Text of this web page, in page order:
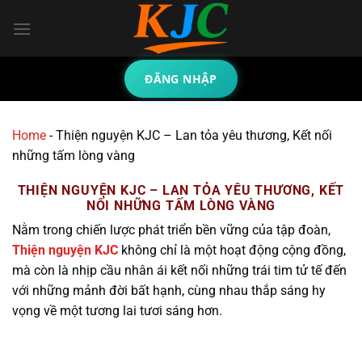
qua
ĐĂNG NHẬP
Home -Thiện nguyện KJC – Lan tỏa yêu thương, Kết nối
những tấm lòng vàng
THIỆN NGUYỆN KJC – LAN TỎA YÊU THƯƠNG, KẾT
NỐI NHỮNG TẤM LÒNG VÀNG
Nằm trong chiến lược phát triển bền vững của tập đoàn,
Thiện nguyện KJC không chỉ là một hoạt động cộng đồng,
mà còn là nhịp cầu nhân ái kết nối những trái tim tử tế đến
với những mảnh đời bất hạnh, cùng nhau thắp sáng hy
vọng về một tương lai tươi sáng hơn.